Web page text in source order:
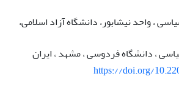
، واحد نیشابور، دانشگاه آزاد اسلامی،
، دانشگاه فردوسی ، مشهد ، ایران
https://doi.org/